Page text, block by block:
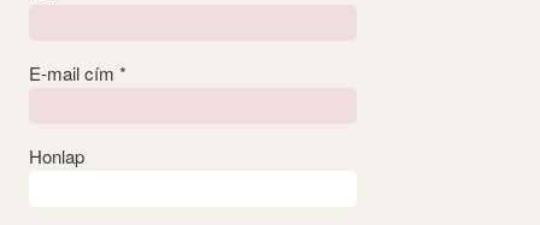
E-mail cím *
Honlap